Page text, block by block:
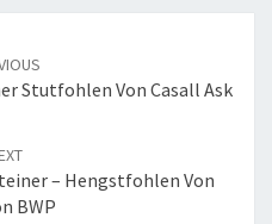
Stutfohlen Von Casall Ask
– Hengstfohlen Von
BWP